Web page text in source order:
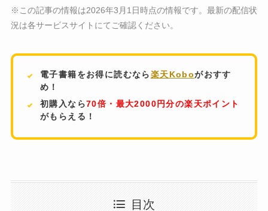
※この記事の情報は2026年3月1日時点の情報です。最新の配信状
況は各サービスサイトにてご確認ください。
電子書籍をお得に読むなら楽天Koboがおすす
め！
初購入なら70倍・最大2000円分の楽天ポイント
がもらえる！
目次